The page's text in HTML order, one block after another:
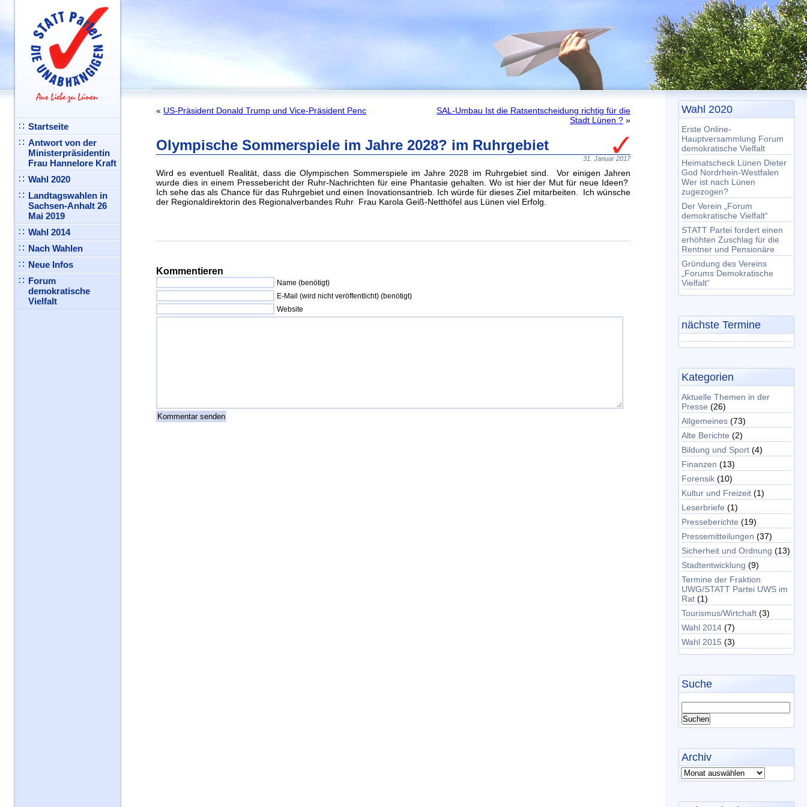
Startseite
Antwort von der
Ministerpräsidentin
Frau Hannelore Kraft
Wahl 2020
Landtagswahlen in
Sachsen-Anhalt 26
Mai 2019
Wahl 2014
Nach Wahlen
Neue Infos
Forum
demokratische
Vielfalt
Wahl 2020
Erste Online-
Hauptversammlung Forum
demokratische Vielfalt
Heimatscheck Lünen Dieter
God Nordrhein-Westfalen
Wer ist nach Lünen
zugezogen?
Der Verein „Forum
demokratische Vielfalt“
STATT Partei fordert einen
erhöhten Zuschlag für die
Rentner und Pensionäre
Gründung des Vereins
„Forums Demokratische
Vielfalt“
nächste Termine
Kategorien
Aktuelle Themen in der
Presse (26)
Allgemeines (73)
Alte Berichte (2)
Bildung und Sport (4)
Finanzen (13)
Forensik (10)
Kultur und Freizeit (1)
Leserbriefe (1)
Presseberichte (19)
Pressemitteilungen (37)
Sicherheit und Ordnung (13)
Stadtentwicklung (9)
Termine der Fraktion
UWG/STATT Partei UWS im
Rat (1)
Tourismus/Wirtchaft (3)
Wahl 2014 (7)
Wahl 2015 (3)
Suche
Archiv
Archiv
« US-Präsident Donald Trump und Vice-Präsident Penc
SAL-Umbau Ist die Ratsentscheidung richtig für die
Stadt Lünen ? »
Olympische Sommerspiele im Jahre 2028? im Ruhrgebiet
31. Januar 2017
Wird es eventuell Realität, dass die Olympischen Sommerspiele im Jahre 2028 im Ruhrgebiet sind. Vor einigen Jahren
wurde dies in einem Pressebericht der Ruhr-Nachrichten für eine Phantasie gehalten. Wo ist hier der Mut für neue Ideen?
Ich sehe das als Chance für das Ruhrgebiet und einen Inovationsantrieb. Ich würde für dieses Ziel mitarbeiten. Ich wünsche
der Regionaldirektorin des Regionalverbandes Ruhr Frau Karola Geiß-Netthöfel aus Lünen viel Erfolg.
Kommentieren
Name (benötigt)
E-Mail (wird nicht veröffentlicht) (benötigt)
Website